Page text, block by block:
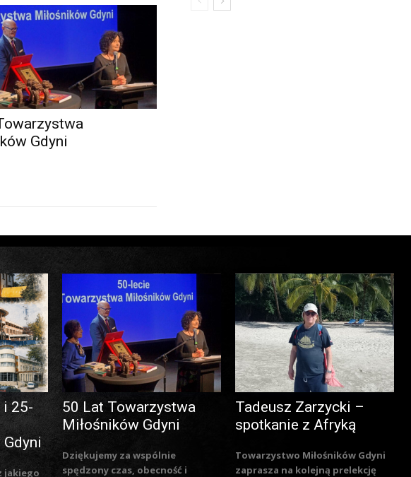
Gdyni
i 25-
jakiego
50 Lat Towarzystwa
Miłośników Gdyni
Dziękujemy za wspólnie
spędzony czas, obecność i
Tadeusz Zarzycki –
spotkanie z Afryką
Towarzystwo Miłośników Gdyni
zaprasza na kolejną prelekcję